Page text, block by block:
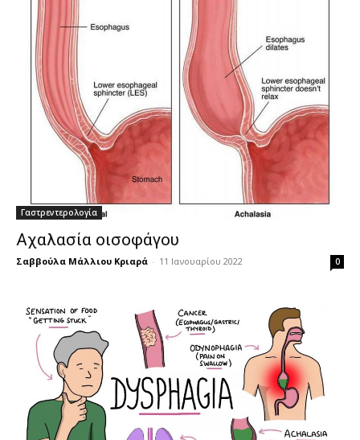
Γαστρεντερολογία
Αχαλασία οισοφάγου
Σαββούλα Μάλλιου Κριαρά - 11 Ιανουαρίου 2022 0